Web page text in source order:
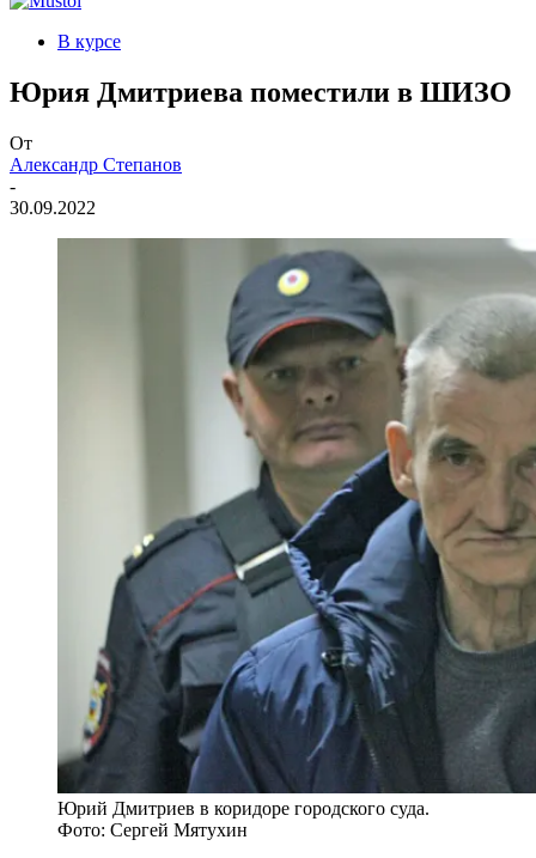
В курсе
Юрия Дмитриева поместили в ШИЗО
От
Александр Степанов
-
30.09.2022
Юрий Дмитриев в коридоре городского суда.
Фото: Сергей Мятухин